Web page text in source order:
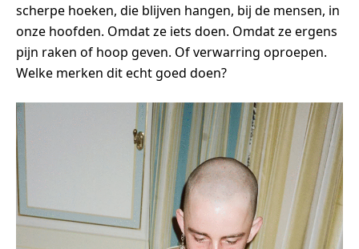
scherpe hoeken, die blijven hangen, bij de mensen, in
onze hoofden. Omdat ze iets doen. Omdat ze ergens
pijn raken of hoop geven. Of verwarring oproepen.
Welke merken dit echt goed doen?